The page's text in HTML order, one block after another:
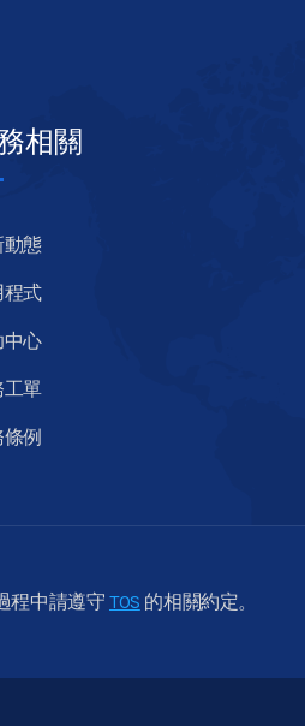
相關
動態
程式
中心
工單
條例
程中請遵守TOS 的相關約定。